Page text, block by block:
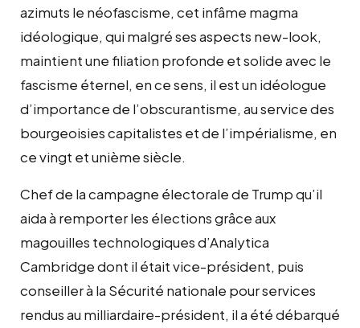
azimuts le néofascisme, cet infâme magma
idéologique, qui malgré ses aspects new-look,
maintient une filiation profonde et solide avec le
fascisme éternel, en ce sens, il est un idéologue
d’importance de l’obscurantisme, au service des
bourgeoisies capitalistes et de l’impérialisme, en
ce vingt et unième siècle.
Chef de la campagne électorale de Trump qu’il
aida à remporter les élections grâce aux
magouilles technologiques d’Analytica
Cambridge dont il était vice-président, puis
conseiller à la Sécurité nationale pour services
rendus au milliardaire-président, il a été débarqué